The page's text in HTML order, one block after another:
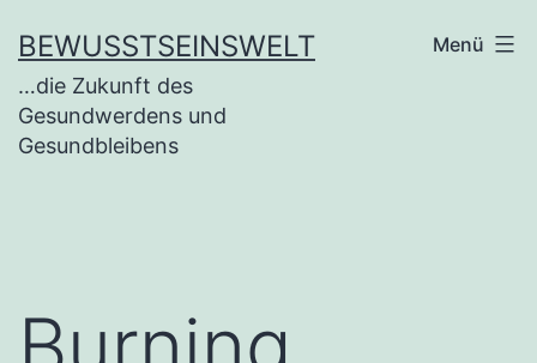
BEWUSSTSEINSWELT
…die Zukunft des
Gesundwerdens und
Gesundbleibens
Menü